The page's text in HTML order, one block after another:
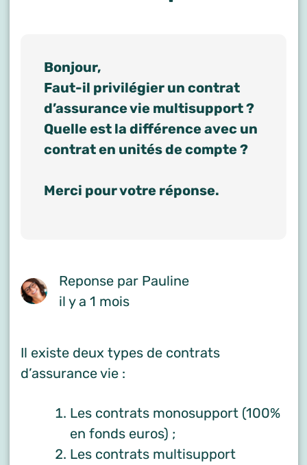
Bonjour,
Faut-il privilégier un contrat
d’assurance vie multisupport ?
Quelle est la différence avec un
contrat en unités de compte ?
Merci pour votre réponse.
Reponse par Pauline
il y a 1 mois
Il existe deux types de contrats
d’assurance vie :
Les contrats monosupport (100%
en fonds euros) ;
Les contrats multisupport